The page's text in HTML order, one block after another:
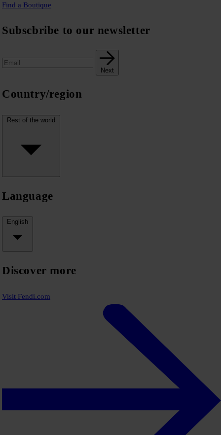
Find a Boutique
Subscbribe to our newsletter
Next
Country/region
Rest of the world
Language
English
Discover more
Visit Fendi.com